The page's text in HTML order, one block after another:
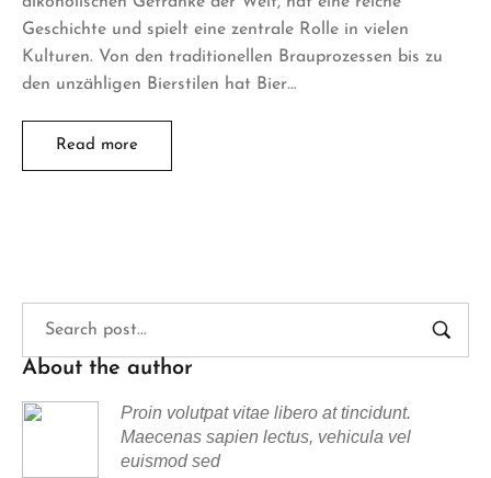
Geschichte und spielt eine zentrale Rolle in vielen
Kulturen. Von den traditionellen Brauprozessen bis zu
den unzähligen Bierstilen hat Bier…
Read more
About the author
Proin volutpat vitae libero at tincidunt.
Maecenas sapien lectus, vehicula vel
euismod sed